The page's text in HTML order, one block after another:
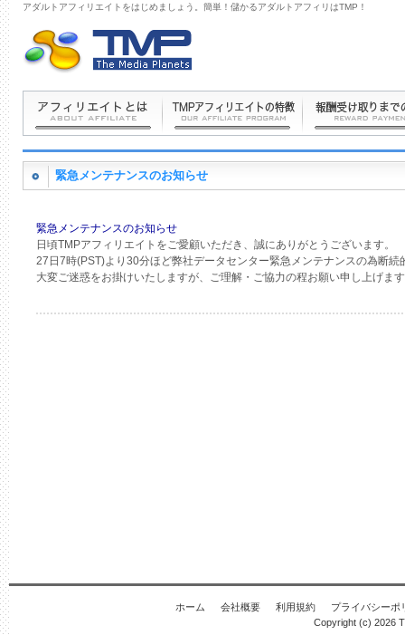
アダルトアフィリエイトをはじめましょう。簡単！儲かるアダルトアフィリはTMP！
緊急メンテナンスのお知らせ
緊急メンテナンスのお知らせ
日頃TMPアフィリエイトをご愛顧いただき、誠にありがとうございます。
27日7時(PST)より30分ほど弊社データセンター緊急メンテナンスの為断
大変ご迷惑をお掛けいたしますが、ご理解・ご協力の程お願い申し上げま
ホーム 会社概要 利用規約
プライバシーポ
Copyright (c) 2026